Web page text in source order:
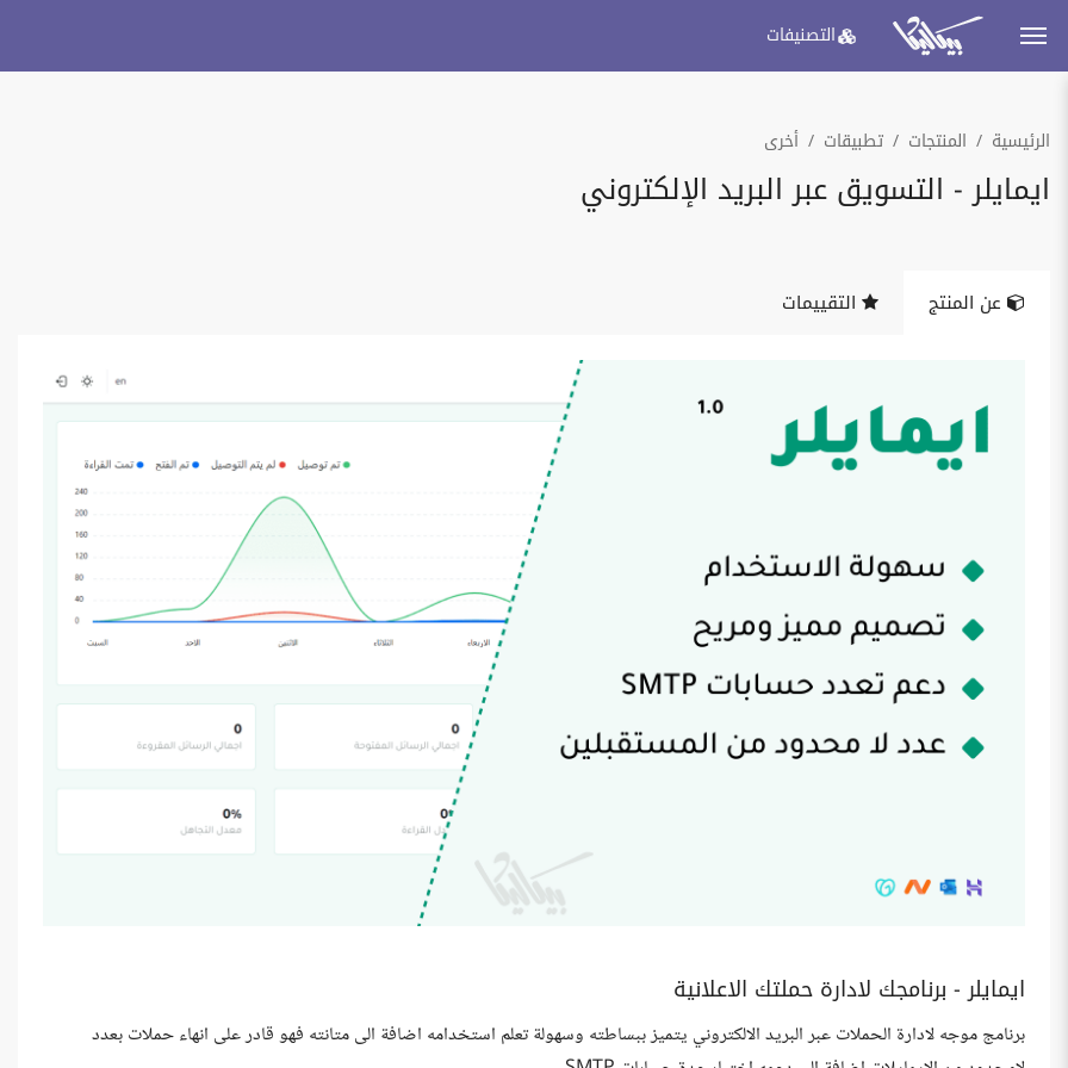
التصنيفات
الرئيسية المنتجات تطبيقات أخرى
ايمايلر - التسويق عبر البريد الإلكتروني
عن المنتج التقييمات
ايمايلر - برنامجك لادارة حملتك الاعلانية
برنامج موجه لادارة الحملات عبر البريد الالكتروني يتميز ببساطته وسهولة تعلم استخدامه اضافة الى متانته فهو قادر على انهاء حملات بعدد